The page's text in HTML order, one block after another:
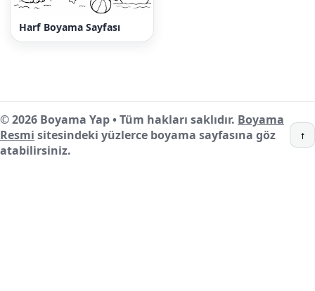
Harf Boyama Sayfası
© 2026 Boyama Yap • Tüm hakları saklıdır. Boyama
Resmi sitesindeki yüzlerce boyama sayfasına göz
atabilirsiniz.
↑